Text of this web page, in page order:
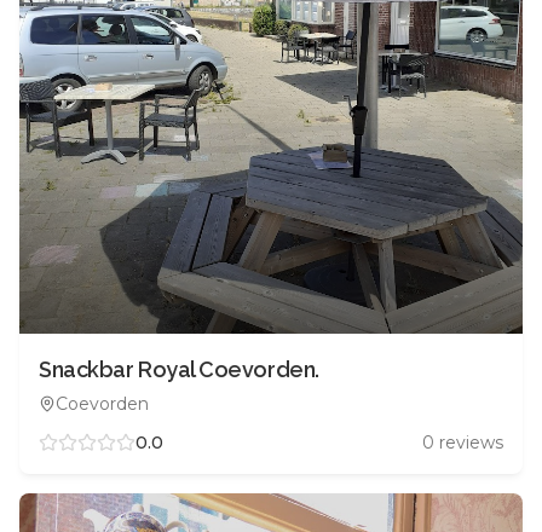
Snackbar Royal Coevorden.
Coevorden
0.0
0 reviews